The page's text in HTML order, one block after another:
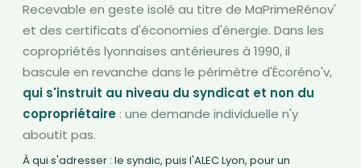
Recevable en geste isolé au titre de MaPrimeRénov'
et des certificats d'économies d'énergie. Dans les
copropriétés lyonnaises antérieures à 1990, il
bascule en revanche dans le périmètre d'Écoréno'v,
qui s'instruit au niveau du syndicat et non du
copropriétaire : une demande individuelle n'y
aboutit pas.
À qui s'adresser : le syndic, puis l'ALEC Lyon, pour un